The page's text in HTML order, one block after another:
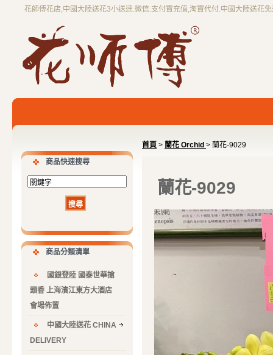
花師傅花店,中國大陸送花3小送達.微信.支付寶充值,淘寶代付.中國大陸送花
商品快速搜尋
商品分類清單
國銀登陸 國泰世華搶
頭香 上海濱江東方大酒店
會場佈置
中國大陸送花 CHINA
DELIVERY
首頁 > 蘭花 Orchid > 蘭花-9029
蘭花-9029